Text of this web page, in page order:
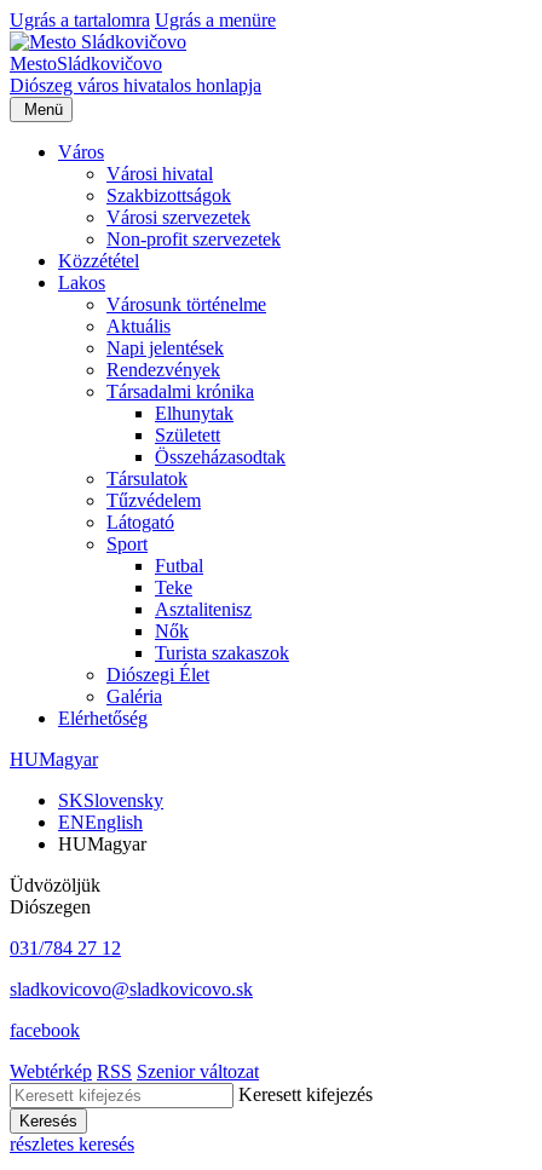
Ugrás a tartalomra Ugrás a menüre
MestoSládkovičovo
Diószeg város hivatalos honlapja
Menü
Város
Városi hivatal
Szakbizottságok
Városi szervezetek
Non-profit szervezetek
Közzététel
Lakos
Városunk történelme
Aktuális
Napi jelentések
Rendezvények
Társadalmi krónika
Elhunytak
Született
Összeházasodtak
Társulatok
Tűzvédelem
Látogató
Sport
Futbal
Teke
Asztalitenisz
Nők
Turista szakaszok
Diószegi Élet
Galéria
Elérhetőség
HUMagyar
SKSlovensky
ENEnglish
HUMagyar
Üdvözöljük
Diószegen
031/784 27 12
sladkovicovo@sladkovicovo.sk
facebook
Webtérkép RSS Szenior változat
Keresett kifejezés
Keresés
részletes keresés